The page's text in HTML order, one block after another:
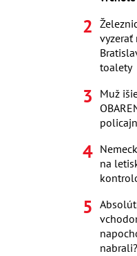
vyzerať
toalety
Muž
na
nabrali?